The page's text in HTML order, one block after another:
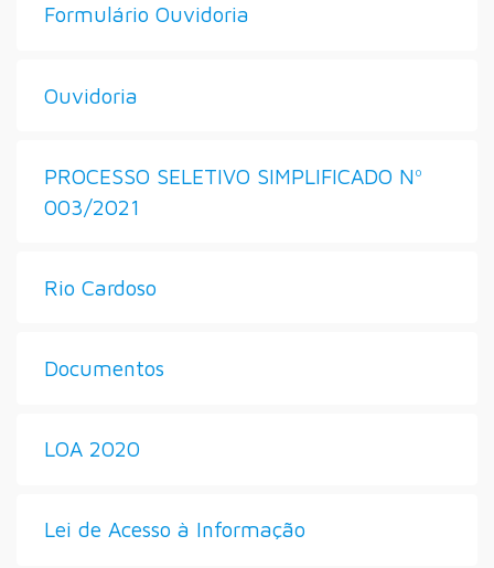
Formulário Ouvidoria
Ouvidoria
PROCESSO SELETIVO SIMPLIFICADO Nº
003/2021
Rio Cardoso
Documentos
LOA 2020
Lei de Acesso à Informação